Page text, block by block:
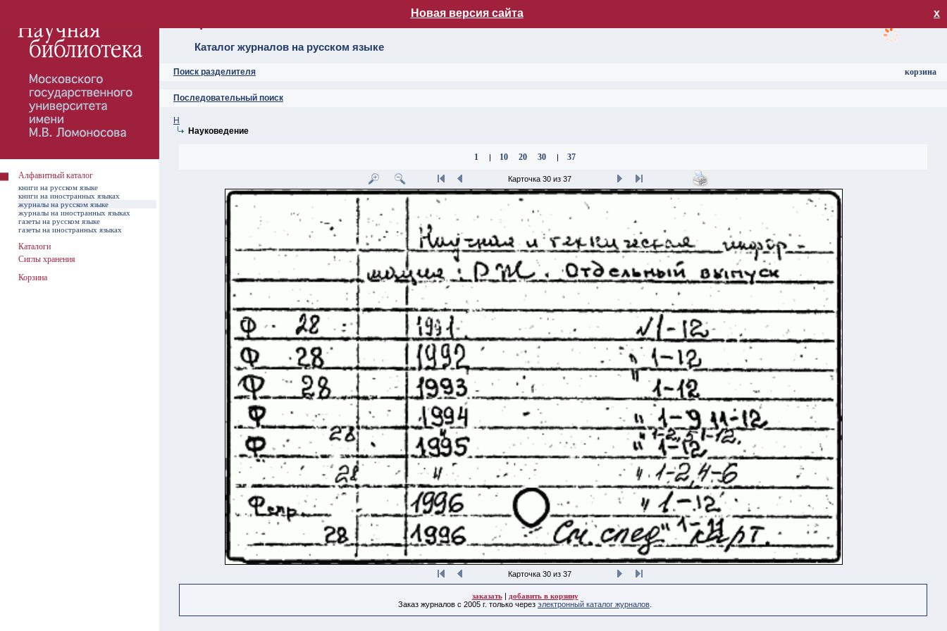
Новая версия сайта х
Каталог журналов на русском языке
Поиск разделителя
Последовательный поиск
корзина
Н
Науковедение
1 | 10 20 30 | 37
Карточка 30 из 37
Карточка 30 из 37
заказать| добавить в корзину
Заказ журналов с 2005 г. только через электронный каталог журналов
Алфавитный каталог
книги на русском языке
книги на иностранных языках
журналы на русском языке
журналы на иностранных языках
газеты на русском языке
газеты на иностранных языках
Каталоги
Сиглы хранения
Корзина